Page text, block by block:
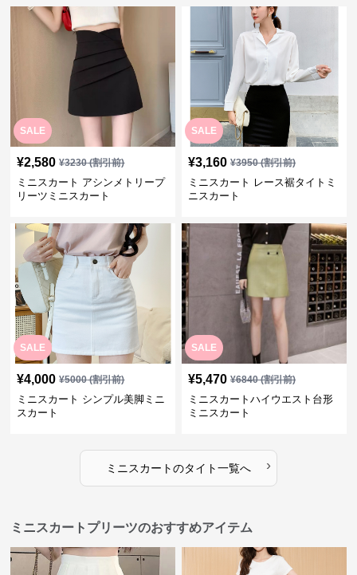
SALE
¥2,580 ¥3230(割引前)
ミニスカート アシンメトリープ
リーツミニスカート
SALE
¥3,160 ¥3950(割引前)
ミニスカート レース裾タイトミ
ニスカート
SALE
¥4,000 ¥5000(割引前)
ミニスカート シンプル美脚ミニ
スカート
SALE
¥5,470 ¥6840(割引前)
ミニスカートハイウエスト台形
ミニスカート
ミニスカートのタイト一覧へ ›
ミニスカートプリーツのおすすめアイテム